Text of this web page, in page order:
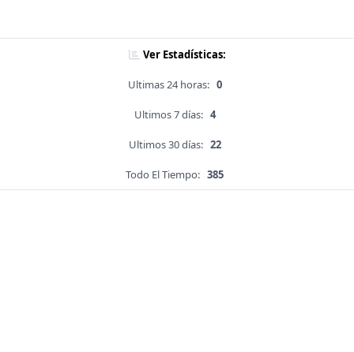
Ver Estadísticas:
Ultimas 24 horas: 0
Ultimos 7 días: 4
Ultimos 30 días: 22
Todo El Tiempo: 385